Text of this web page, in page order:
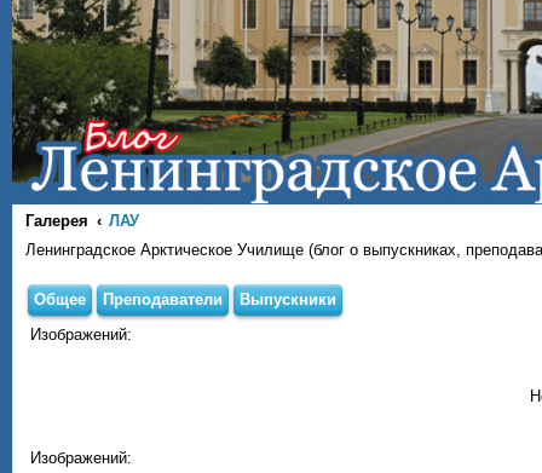
Галерея
ЛАУ
Ленинградское Арктическое Училище (блог о выпускниках,
Общее Преподаватели
Выпускники
Изображений:
Изображений: